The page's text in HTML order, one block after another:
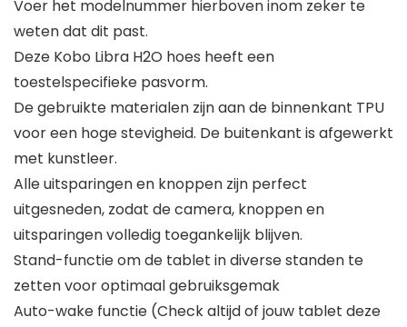
Voer het modelnummer hierboven inom zeker te
weten dat dit past.
Deze Kobo Libra H2O hoes heeft een
toestelspecifieke pasvorm.
De gebruikte materialen zijn aan de binnenkant TPU
voor een hoge stevigheid. De buitenkant is afgewerkt
met kunstleer.
Alle uitsparingen en knoppen zijn perfect
uitgesneden, zodat de camera, knoppen en
uitsparingen volledig toegankelijk blijven.
Stand-functie om de tablet in diverse standen te
zetten voor optimaal gebruiksgemak
Auto-wake functie (Check altijd of jouw tablet deze